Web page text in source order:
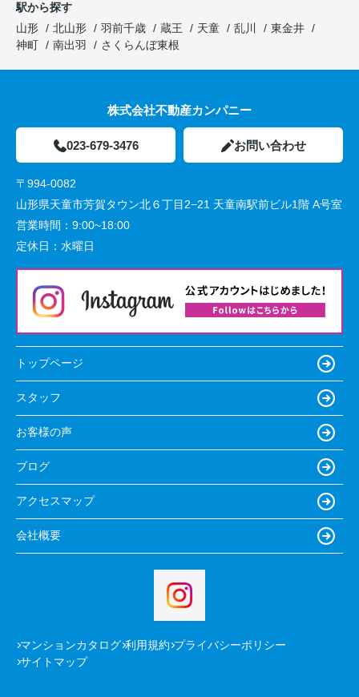
駅から探す
山形
北山形 羽前千歳 蔵王 天童 乱川
東金井
神町
南出羽 さくらんぼ東根
株式会社不動産カンパニー
023-679-3476 お問い合わせ
〒994-0082
山形県天童市芳賀タウン北６丁目2−21 天童南駅前ビル1階 A号室
営業時間： 9:00~18:00
定休日： 水曜日
トップページ
スタッフ
お客様の声
ブログ
アクセスマップ
会社概要
マンションカタログ 利用規約 プライバシーポリシー
サイトマップ